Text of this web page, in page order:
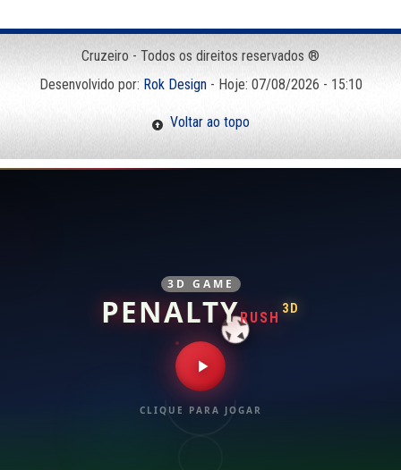
Cruzeiro - Todos os direitos reservados ®
Desenvolvido por: Rok Design- Hoje: 07/08/2026 - 15:10
Voltar ao topo
3D GAME
PENALTYRUSH
3D
CLIQUE PARA JOGAR